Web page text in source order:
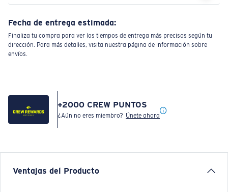
Fecha de entrega estimada:
Finaliza tu compra para ver los tiempos de entrega más precisos según tu
dirección. Para más detalles, visita nuestra página de información sobre
envíos.
+2000 CREW PUNTOS
¿Aún no eres miembro? Únete ahora
Ventajas del Producto